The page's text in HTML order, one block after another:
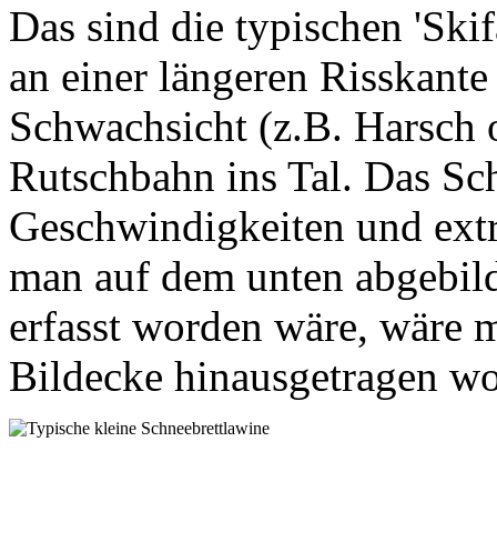
Das sind die typischen
an einer längeren
Schwachsicht (z.B. Harsch
Rutschbahn ins Tal. Das
Geschwindigkeiten und
man auf dem unten
erfasst worden wäre, wäre
Bildecke hinausgetragen